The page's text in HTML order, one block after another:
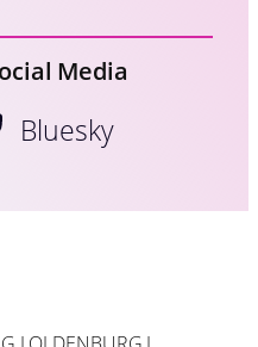
Media
Bluesky